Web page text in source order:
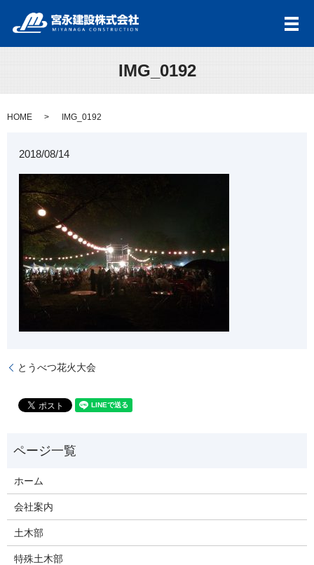
メ
IMG_0192
HOME IMG_0192
2018/08/14
とうべつ花火大会
ホーム
会社案内
土木部
特殊土木部